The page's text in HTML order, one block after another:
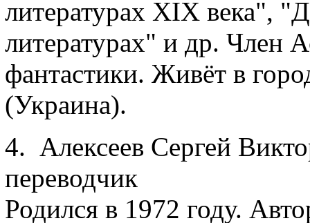
литературах XIX века",
литературах" и др. Член
фантастики. Живёт в
(Украина).
4. Алексеев Сергей
переводчик
Родился в 1972 году.